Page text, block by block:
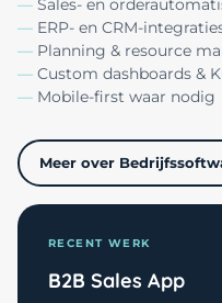
Sales- en
ERP- en CRM-
Planning & resource
Custom dashboards &
Mobile-first waar nodig
Meer over
RECENT WERK
B2B Sales App